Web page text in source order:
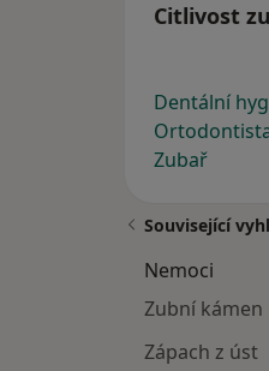
Citlivost
Dentální
Zubař
Související
Nemoci
Zubní kámen
Zápach z úst